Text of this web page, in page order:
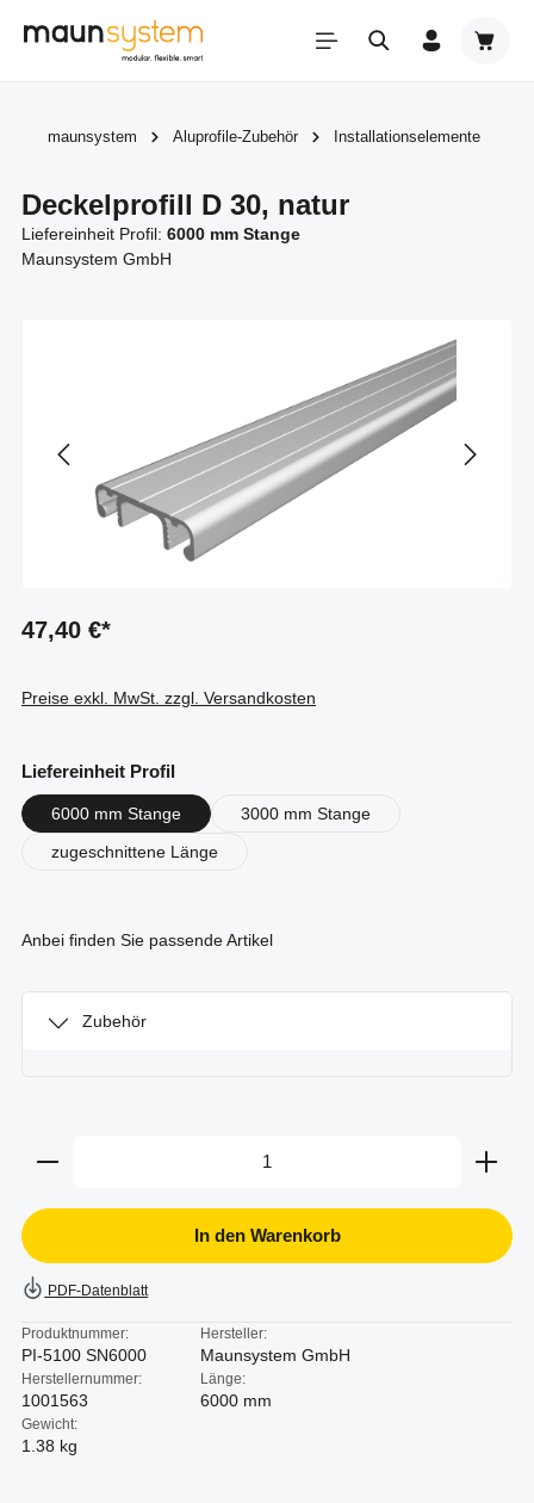
Zum Hauptinhalt springen
maunsystem Aluprofile-Zubehör Installationselemente
Deckelprofill D 30, natur
Liefereinheit Profil: 6000 mm Stange
Maunsystem GmbH
47,40 €*
Preise exkl. MwSt. zzgl. Versandkosten
Liefereinheit Profilauswählen
6000 mm Stange
3000 mm Stange
zugeschnittene Länge
Anbei finden Sie passende Artikel
Zubehör
Produkt Anzahl: Gib den gewünschten Wert ein
In den Warenkorb
PDF-Datenblatt
Produktnummer:
PI-5100 SN6000
Hersteller:
Maunsystem GmbH
Herstellernummer:
1001563
Länge:
6000 mm
Gewicht:
1.38 kg